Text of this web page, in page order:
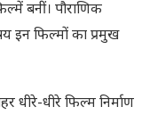
बनीं। पौराणिक
इन फिल्मों का प्रमुख
धीरे-धीरे फिल्म निर्माण